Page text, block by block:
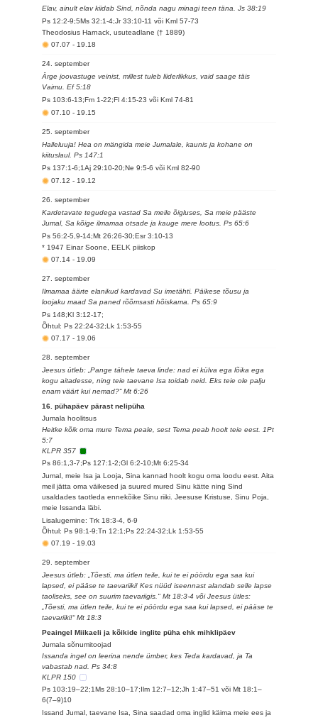
Elav, ainult elav kiidab Sind, nõnda nagu minagi teen täna. Js 38:19
Ps 12:2-9;5Ms 32:1-4;Jr 33:10-11 või Kml 57-73
Theodosius Harnack, usuteadlane († 1889)
07.07- 19.18
24. september
Ärge joovastuge veinist, millest tuleb liiderlikkus, vaid saage täis
Vaimu. Ef 5:18
Ps 103:6-13;Fm 1-22;Fl 4:15-23 või Kml 74-81
07.10- 19.15
25. september
Halleluuja! Hea on mängida meie Jumalale, kaunis ja kohane on
kiituslaul. Ps 147:1
Ps 137:1-6;1Aj 29:10-20;Ne 9:5-6 või Kml 82-90
07.12- 19.12
26. september
Kardetavate tegudega vastad Sa meile õigluses, Sa meie pääste
Jumal, Sa kõige ilmamaa otsade ja kauge mere lootus. Ps 65:6
Ps 56:2-5,9-14;Mt 26:26-30;Esr 3:10-13
* 1947 Einar Soone, EELK piiskop
07.14- 19.09
27. september
Ilmamaa äärte elanikud kardavad Su imetähti. Päikese tõusu ja
loojaku maad Sa paned rõõmsasti hõiskama. Ps 65:9
Ps 148;Kl 3:12-17;
Õhtul: Ps 22:24-32;Lk 1:53-55
07.17- 19.06
28. september
Jeesus ütleb: „Pange tähele taeva linde: nad ei külva ega lõika ega
kogu aitadesse, ning teie taevane Isa toidab neid. Eks teie ole palju
enam väärt kui nemad?“ Mt 6:26
16. pühapäev pärast nelipüha
Jumala hoolitsus
Heitke kõik oma mure Tema peale, sest Tema peab hoolt teie eest. 1Pt
5:7
KLPR 357
Ps 86:1,3-7;Ps 127:1-2;Gl 6:2-10;Mt 6:25-34
Jumal, meie Isa ja Looja, Sina kannad hoolt kogu oma loodu eest. Aita
meil jätta oma väikesed ja suured mured Sinu kätte ning Sind
usaldades taotleda ennekõike Sinu riiki. Jeesuse Kristuse, Sinu Poja,
meie Issanda läbi.
Lisalugemine: Trk 18:3-4, 6-9
Õhtul: Ps 98:1-9;Tn 12:1;Ps 22:24-32;Lk 1:53-55
07.19- 19.03
29. september
Jeesus ütleb: „Tõesti, ma ütlen teile, kui te ei pöördu ega saa kui
lapsed, ei pääse te taevariiki! Kes nüüd iseennast alandab selle lapse
taoliseks, see on suurim taevariigis." Mt 18:3-4 või Jeesus ütles:
„Tõesti, ma ütlen teile, kui te ei pöördu ega saa kui lapsed, ei pääse te
taevariiki!“ Mt 18:3
Peaingel Miikaeli ja kõikide inglite püha ehk mihklipäev
Jumala sõnumitoojad
Issanda ingel on leerina nende ümber, kes Teda kardavad, ja Ta
vabastab nad. Ps 34:8
KLPR 150
Ps 103:19–22;1Ms 28:10–17;Ilm 12:7–12;Jh 1:47–51 või Mt 18:1–
6(7–9)10
Issand Jumal, taevane Isa, Sina saadad oma inglid käima meie ees ja